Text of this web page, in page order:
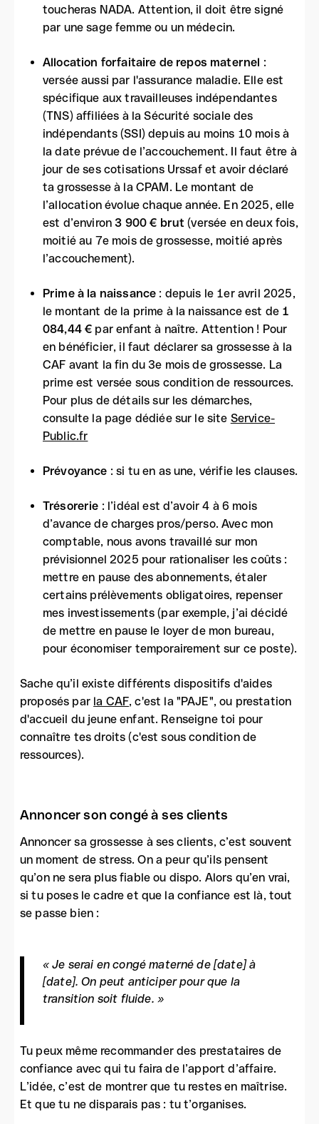
toucheras NADA. Attention, il doit être signé
par une sage femme ou un médecin.
Allocation forfaitaire de repos maternel :
versée aussi par l'assurance maladie. Elle est
spécifique aux travailleuses indépendantes
(TNS) affiliées à la Sécurité sociale des
indépendants (SSI) depuis au moins 10 mois à
la date prévue de l’accouchement. Il faut être à
jour de ses cotisations Urssaf et avoir déclaré
ta grossesse à la CPAM. Le montant de
l’allocation évolue chaque année. En 2025, elle
est d’environ3 900 € brut (versée en deux fois,
moitié au 7e mois de grossesse, moitié après
l’accouchement).
Prime à la naissance : depuis le 1er avril 2025,
le montant de la prime à la naissance est de 1
084,44 € par enfant à naître. Attention ! Pour
en bénéficier, il faut déclarer sa grossesse à la
CAF avant la fin du 3e mois de grossesse. La
prime est versée sous condition de ressources.
Pour plus de détails sur les démarches,
consulte la page dédiée sur le site Service-
Public.fr
Prévoyance : si tu en as une, vérifie les clauses.
Trésorerie : l’idéal est d’avoir 4 à 6 mois
d’avance de charges pros/perso. Avec mon
comptable, nous avons travaillé sur mon
prévisionnel 2025 pour rationaliser les coûts :
mettre en pause des abonnements, étaler
certains prélèvements obligatoires, repenser
mes investissements (par exemple, j’ai décidé
de mettre en pause le loyer de mon bureau,
pour économiser temporairement sur ce poste).
Sache qu’il existe différents dispositifs d'aides
proposés par la CAF, c'est la "PAJE", ou prestation
d'accueil du jeune enfant. Renseigne toi pour
connaître tes droits (c'est sous condition de
ressources).
Annoncer son congé à ses clients
Annoncer sa grossesse à ses clients, c’est souvent
un moment de stress. On a peur qu’ils pensent
qu’on ne sera plus fiable ou dispo. Alors qu’en vrai,
si tu poses le cadre et que la confiance est là, tout
se passe bien :
« Je serai en congé materné de [date] à
[date]. On peut anticiper pour que la
transition soit fluide. »
Tu peux même recommander des prestataires de
confiance avec qui tu faira de l’apport d’affaire.
L’idée, c’est de montrer que tu restes en maîtrise.
Et que tu ne disparais pas : tu t’organises.